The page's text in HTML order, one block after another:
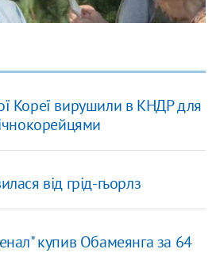
Кореї вирушили в КНДР для
від грід-гьорлз
купив Обамеянга за 64